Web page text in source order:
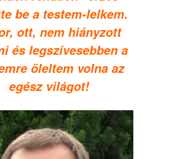
be a testem-lelkem.
ott, nem hiányzott
és legszívesebben a
öleltem volna az
egész világot!